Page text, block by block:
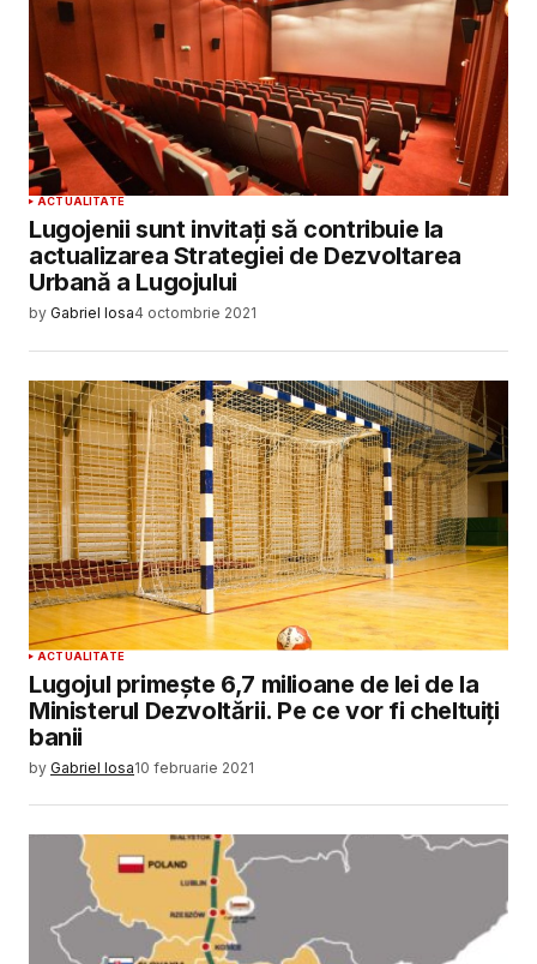
ACTUALITATE
Lugojenii sunt invitați să contribuie la
actualizarea Strategiei de Dezvoltarea
Urbană a Lugojului
by Gabriel Iosa4 octombrie 2021
ACTUALITATE
Lugojul primește 6,7 milioane de lei de la
Ministerul Dezvoltării. Pe ce vor fi cheltuiți
banii
by Gabriel Iosa10 februarie 2021